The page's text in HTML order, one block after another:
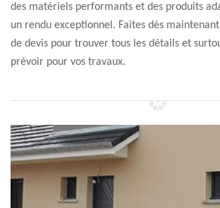
des matériels performants et des produits
un rendu exceptionnel. Faites dès
de devis pour trouver tous les détails et
prévoir pour vos travaux.